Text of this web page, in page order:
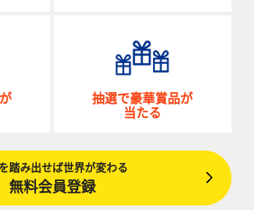
抽選で豪華賞品が
当たる
踏み出せば世界が変わる
無料会員登録